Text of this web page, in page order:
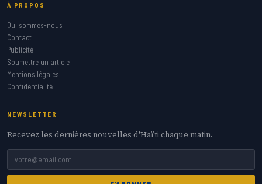
À PROPOS
Qui sommes-nous
Contact
Publicité
Soumettre un article
Mentions légales
Confidentialité
NEWSLETTER
Recevez les dernières nouvelles d'Haïti chaque matin.